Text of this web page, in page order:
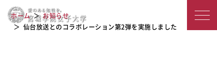
城
仙台放送とのコラボレーション第2弾を
実施しました
ホーム
お知らせ
仙台放送とのコラボレーション第2弾を実施しました